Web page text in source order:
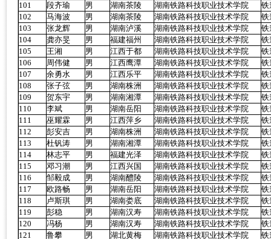
101
段齐瑜 男 湖南茶陵 湖南铁路科技职业技术学院
铁
102
马海波 男 湖南茶陵 湖南铁路科技职业技术学院
铁
103
张龙辉 男 湖南泸溪 湖南铁路科技职业技术学院
铁
104
龚亦旻 男 福建福州 湖南铁路科技职业技术学院
铁
105
王湘 男 江西于都 湖南铁路科技职业技术学院
铁
106
周伟健 男 江西鹰潭 湖南铁路科技职业技术学院
铁
107
余勇水 男 江西乐平 湖南铁路科技职业技术学院
铁
108
张子弦 男 湖南株洲 湖南铁路科技职业技术学院
铁
109
贺东宇 男 湖南湘潭 湖南铁路科技职业技术学院
铁
110
李斌 男 湖南岳阳 湖南铁路科技职业技术学院
铁
111
巫耀霖 男 江西萍乡 湖南铁路科技职业技术学院
铁
112
彭安吉 男 湖南株洲 湖南铁路科技职业技术学院
铁
113
杜钒涛 男 湖南湘潭 湖南铁路科技职业技术学院
铁
114
林志平 男 福建光泽 湖南铁路科技职业技术学院
铁
115
邓习潮 男 江西兴国 湖南铁路科技职业技术学院
铁
116
邹毅成 男 湖南醴陵 湖南铁路科技职业技术学院
铁
117
欧路畅 男 湖南岳阳 湖南铁路科技职业技术学院
铁
118
卢斯琪 男 湖南娄底 湖南铁路科技职业技术学院
铁
119
彭稳 男 湖南汉寿 湖南铁路科技职业技术学院
铁
120
冯杨 男 湖南汉寿 湖南铁路科技职业技术学院
铁
121
鲁攀 男 湖北黄梅 湖南铁路科技职业技术学院 铁